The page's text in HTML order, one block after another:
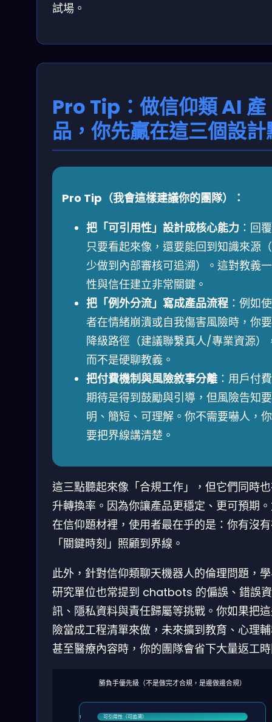
試場。
Pro Tip：做信仰類 AI 產
品，你先贏在這三個設計
Pro Tip（我會這樣建議你的團隊）：
把「可引用性」設計成核心能力 ：回
只要看起來像，還要能回到知識來源
少做到內部審核可追溯）。這對教義
性與信任建立非常關鍵。
把「例外分流」寫成產品流程 ：例如
者在情緒崩潰或自我傷害風險時，你
降級路徑（建議聯繫真人/專業資源）
而不是硬聊教義。
把付費機制與風險敘事分離 ：用戶付
期待是得到鼓勵與引導，但風險告知
明、簡短、可理解。你不需要嚇人，
要把界線講清楚。
這三點聽起來像「合規工作」，但它們同時
升轉換率。因為你讓產品更穩定、更可預期
在信仰題材裡，使用者最在乎的是：你有沒
「關鍵時刻」照顧到界線。
此外，針對信仰類聊天機器人的倫理問題，
研究單位也常提到 chatbots 的偏誤、錯誤資
訊、隱私資料與責任歸屬等挑戰。你如果把
險當成工程清單來做，未來擴到教育、心理
甚至醫療內容時，你的團隊會省下大量返工
勝負手優先級（不是做完才合規，是邊做邊合規）
1 可引用性（可追溯）